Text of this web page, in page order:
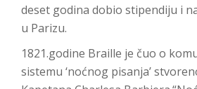
deset godina dobio stipendiju i
u Parizu.
1821.godine Braille je čuo o
sistemu ‘noćnog pisanja’